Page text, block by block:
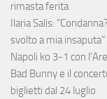
rimasta ferita
Ilaria Salis:
svolto a mia insaputa”
Napoli ko 3-1 con
Bad Bunny e il
biglietti dal 24 luglio